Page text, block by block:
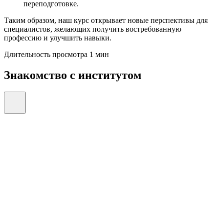
переподготовке.
Таким образом, наш курс открывает новые перспективы для
специалистов, желающих получить востребованную
профессию и улучшить навыки.
Длительность просмотра 1 мин
Знакомство с институтом